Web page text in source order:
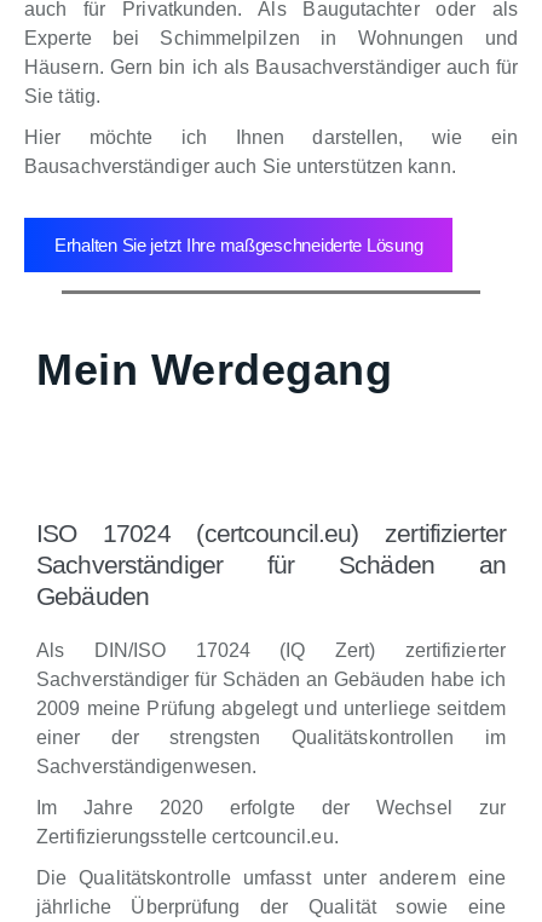
auch für Privatkunden. Als Baugutachter oder als
Experte bei Schimmelpilzen in Wohnungen und
Häusern. Gern bin ich als Bausachverständiger auch für
Sie tätig.
Hier möchte ich Ihnen darstellen, wie ein
Bausachverständiger auch Sie unterstützen kann.
Erhalten Sie jetzt Ihre maßgeschneiderte Lösung
Mein Werdegang
ISO 17024 (certcouncil.eu) zertifizierter
Sachverständiger für Schäden an
Gebäuden
Als DIN/ISO 17024 (IQ Zert) zertifizierter
Sachverständiger für Schäden an Gebäuden habe ich
2009 meine Prüfung abgelegt und unterliege seitdem
einer der strengsten Qualitätskontrollen im
Sachverständigenwesen.
Im Jahre 2020 erfolgte der Wechsel zur
Zertifizierungsstelle certcouncil.eu.
Die Qualitätskontrolle umfasst unter anderem eine
jährliche Überprüfung der Qualität sowie eine